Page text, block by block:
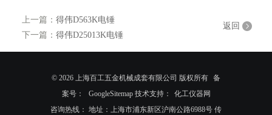
上一篇： 得伟D563K电锤
下一篇： 得伟D25013K电锤
返回
© 2026 上海百工五金机械成套有限公司 版权所有 备
案号：
GoogleSitemap技术支持：
化工仪器网
咨询热线： 地址：上海市浦东新区沪南公路6988号 传